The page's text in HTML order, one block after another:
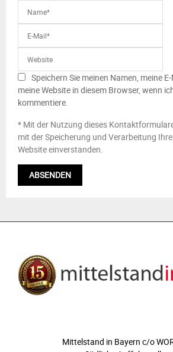
Speichern Sie meinen Namen, meine
meine Website in diesem Browser, wenn
kommentiere.
* Mit der Nutzung dieses
mit der Speicherung und Verarbeitung
Website einverstanden.
Mittelstand in Bayern c/o